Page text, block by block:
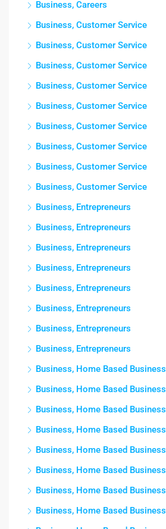
Business, Careers
Business, Customer Service
Business, Customer Service
Business, Customer Service
Business, Customer Service
Business, Customer Service
Business, Customer Service
Business, Customer Service
Business, Customer Service
Business, Customer Service
Business, Entrepreneurs
Business, Entrepreneurs
Business, Entrepreneurs
Business, Entrepreneurs
Business, Entrepreneurs
Business, Entrepreneurs
Business, Entrepreneurs
Business, Entrepreneurs
Business, Home Based Business
Business, Home Based Business
Business, Home Based Business
Business, Home Based Business
Business, Home Based Business
Business, Home Based Business
Business, Home Based Business
Business, Home Based Business